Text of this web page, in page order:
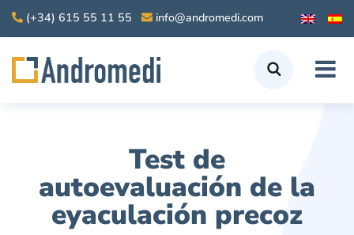
(+34) 615 55 11 55 info@andromedi.com
Test de
autoevaluación de la
eyaculación precoz